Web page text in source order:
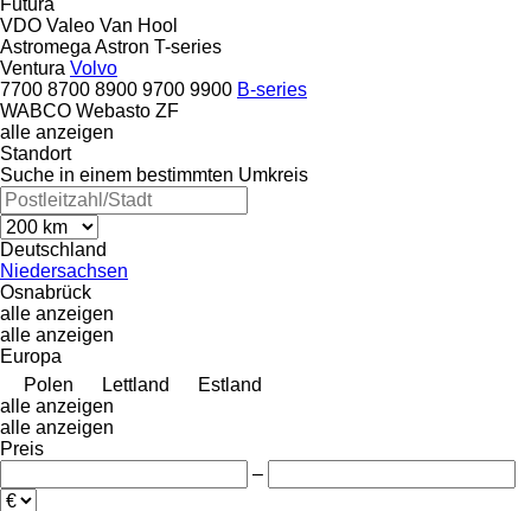
VDO Valeo Van Hool
Astromega Astron T-series
Ventura Volvo
7700 8700 8900 9700 9900 B-series
WABCO Webasto ZF
alle anzeigen
Standort
Suche in einem bestimmten Umkreis
Deutschland
Niedersachsen
Osnabrück
alle anzeigen
alle anzeigen
Europa
Polen
Lettland
Estland
alle anzeigen
alle anzeigen
Preis
–